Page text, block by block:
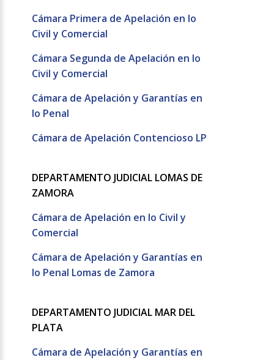
Cámara Primera de Apelación en lo
Civil y Comercial
Cámara Segunda de Apelación en lo
Civil y Comercial
Cámara de Apelación y Garantías en
lo Penal
Cámara de Apelación Contencioso LP
DEPARTAMENTO JUDICIAL LOMAS DE
ZAMORA
Cámara de Apelación en lo Civil y
Comercial
Cámara de Apelación y Garantías en
lo Penal Lomas de Zamora
DEPARTAMENTO JUDICIAL MAR DEL
PLATA
Cámara de Apelación y Garantías en